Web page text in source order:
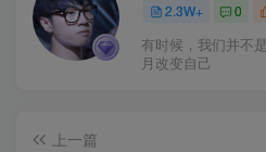
2.3W+ 0
有时候，我们并不
月改变自己
上一篇